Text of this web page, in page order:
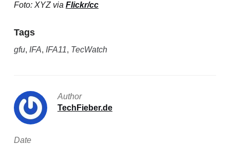
Foto: XYZ via Flickr/cc
Tags
gfu, IFA, IFA11, TecWatch
Author
TechFieber.de
Date